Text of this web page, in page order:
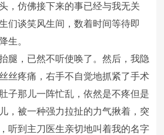
，仿佛接下来的事已经与我无关
们谈笑风生间，数着时间等待即
生。
腿，已然不听使唤了。然后，我隐
丝疼痛，右手不自觉地抓紧了手术
子那儿一阵忙乱，依然是不疼但是
，被一种强力拉扯的力气揪着，突
听到主刀医生亲切地叫着我的名字